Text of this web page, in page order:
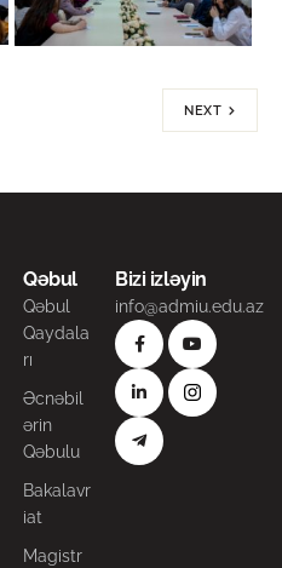
NEXT
Qəbul
Qəbul
Qaydala
rı
Əcnəbil
ərin
Qəbulu
Bakalavr
iat
Magistr
Bizi izləyin
info@admiu.edu.az